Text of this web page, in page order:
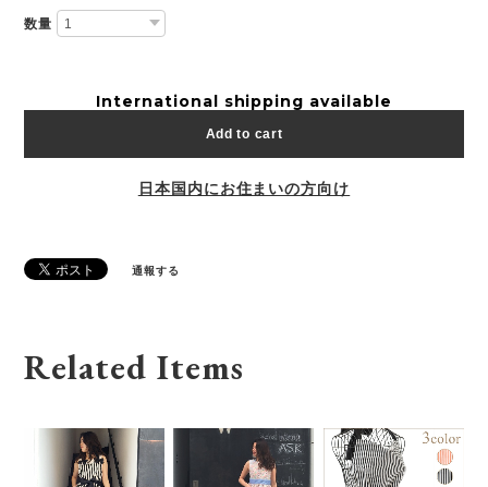
数量
International shipping available
Add to cart
日本国内にお住まいの方向け
通報する
Related Items